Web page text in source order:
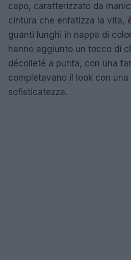
capo, caratterizzato da
cintura che enfatizza la vita,
guanti lunghi in nappa di
hanno aggiunto un tocco di
décolleté a punta, con una
completavano il look con una
sofisticatezza.